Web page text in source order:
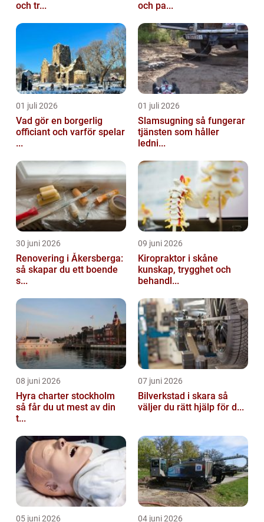
och tr...
och pa...
01 juli 2026
Vad gör en borgerlig
officiant och varför spelar
...
01 juli 2026
Slamsugning så fungerar
tjänsten som håller
ledni...
30 juni 2026
Renovering i Åkersberga:
så skapar du ett boende
s...
09 juni 2026
Kiropraktor i skåne
kunskap, trygghet och
behandl...
08 juni 2026
Hyra charter stockholm
så får du ut mest av din
t...
07 juni 2026
Bilverkstad i skara så
väljer du rätt hjälp för d...
05 juni 2026 04 juni 2026